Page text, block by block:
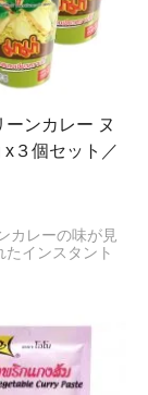
ーンカレー ヌ
x３個セット／
カレーの味が見
たインスタント